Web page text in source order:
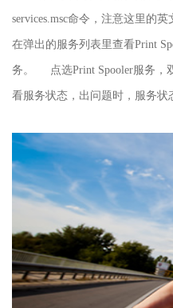
services.msc命令，注意这里的
在弹出的服务列表里查看Print
务。 点选Print Spooler服务，
看服务状态，出问题时，服务